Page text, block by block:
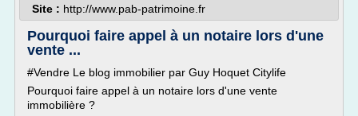
Site : http://www.pab-patrimoine.fr
Pourquoi faire appel à un notaire lors d'une
vente ...
#Vendre Le blog immobilier par Guy Hoquet Citylife
Pourquoi faire appel à un notaire lors d'une vente
immobilière ?